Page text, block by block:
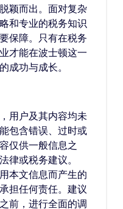
颖而出。面对复杂
和专业的税务知识
保障。只有在税务
才能在波士顿这一
成功与成长。
用户及其内容均未
包含错误、过时或
仅供一般信息之
律或税务建议。
本文信息而产生的
担任何责任。建议
前，进行全面的调